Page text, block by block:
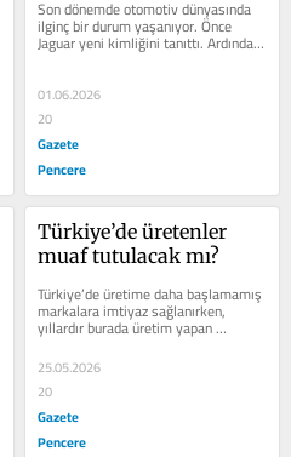
Son dönemde otomotiv dünyasında
ilginç bir durum yaşanıyor. Önce
Jaguar yeni kimliğini tanıttı. Ardından
Mercedes-AMG, yıllardır V8...
01.06.2026
20
Gazete
Pencere
Türkiye’de üretenler
muaf tutulacak mı?
Türkiye’de üretime daha başlamamış
markalara imtiyaz sağlanırken,
yıllardır burada üretim yapan
markalar ise yeni engellerle...
25.05.2026
20
Gazete
Pencere